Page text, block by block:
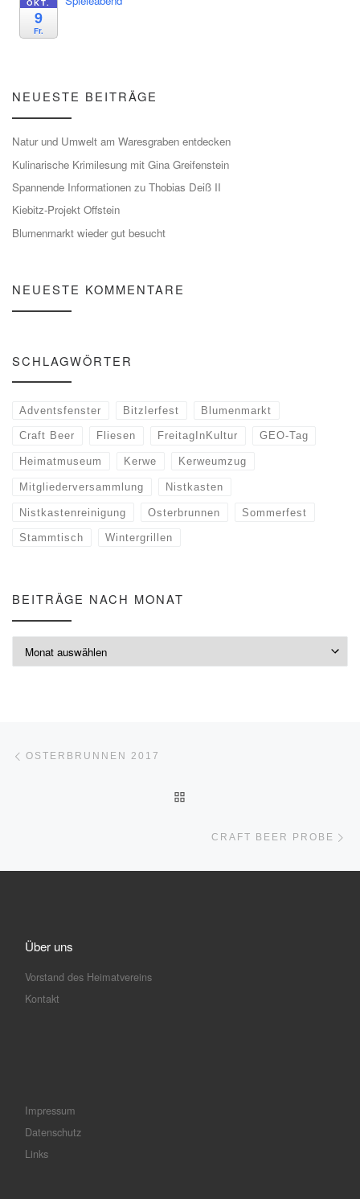
OKT.
9
Fr.
NEUESTE BEITRÄGE
Natur und Umwelt am Waresgraben entdecken
Kulinarische Krimilesung mit Gina Greifenstein
Spannende Informationen zu Thobias Deiß II
Kiebitz-Projekt Offstein
Blumenmarkt wieder gut besucht
NEUESTE KOMMENTARE
SCHLAGWÖRTER
Adventsfenster Bitzlerfest Blumenmarkt
Craft Beer Fliesen FreitagInKultur GEO-Tag
Heimatmuseum Kerwe Kerweumzug
Mitgliederversammlung Nistkasten
Nistkastenreinigung Osterbrunnen Sommerfest
Stammtisch Wintergrillen
BEITRÄGE NACH MONAT
Beitragsnavigation
OSTERBRUNNEN 2017
CRAFT BEER PROBE
Über uns
Vorstand des Heimatvereins
Kontakt
Impressum
Datenschutz
Links